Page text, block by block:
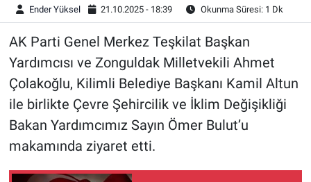
Ender Yüksel 21.10.2025 - 18:39 Okunma Süresi: 1 Dk
AK Parti Genel Merkez Teşkilat Başkan
Yardımcısı ve Zonguldak Milletvekili Ahmet
Çolakoğlu, Kilimli Belediye Başkanı Kamil Altun
ile birlikte Çevre Şehircilik ve İklim Değişikliği
Bakan Yardımcımız Sayın Ömer Bulut’u
makamında ziyaret etti.